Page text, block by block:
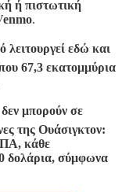
ή πιστωτική
.
εδώ και
67,3 εκατομμύρια
μπορούν σε
της Ουάσιγκτον:
κάθε
δολάρια, σύμφωνα